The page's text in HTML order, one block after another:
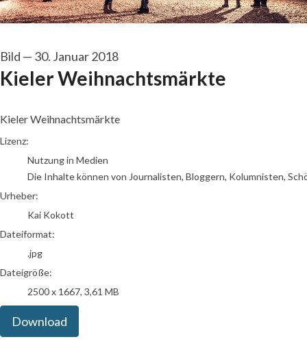
Bild — 30. Januar 2018
Kieler Weihnachtsmärkte
Kieler Weihnachtsmärkte
Kai Kokott
Lizenz:
Nutzung in Medien
Die Inhalte können von Journalisten, Bloggern, Kolumnisten,
Urheber:
Kai Kokott
Dateiformat:
.jpg
Dateigröße:
2500 x 1667, 3,61 MB
Download